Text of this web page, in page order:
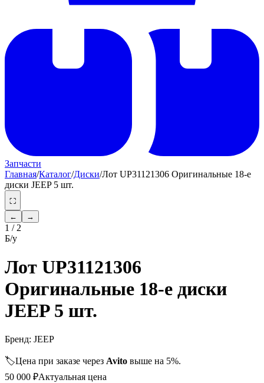
Запчасти
Главная/Каталог/Диски/Лот UP31121306 Оригинальные 18-е
диски JEEP 5 шт.
⛶
←
→
1 / 2
Б/у
Лот UP31121306
Оригинальные 18-е диски
JEEP 5 шт.
Бренд: JEEP
🏷️Цена при заказе через Avito выше на 5%.
50 000 ₽Актуальная цена